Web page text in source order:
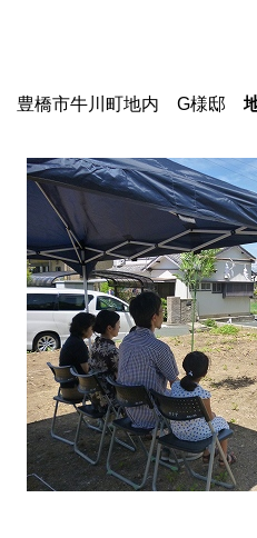
豊橋市牛川町地内 G様邸